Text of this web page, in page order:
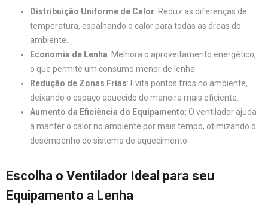
Distribuição Uniforme de Calor: Reduz as diferenças de
temperatura, espalhando o calor para todas as áreas do
ambiente.
Economia de Lenha: Melhora o aproveitamento energético,
o que permite um consumo menor de lenha.
Redução de Zonas Frias: Evita pontos frios no ambiente,
deixando o espaço aquecido de maneira mais eficiente.
Aumento da Eficiência do Equipamento: O ventilador ajuda
a manter o calor no ambiente por mais tempo, otimizando o
desempenho do sistema de aquecimento.
Escolha o Ventilador Ideal para seu
Equipamento a Lenha